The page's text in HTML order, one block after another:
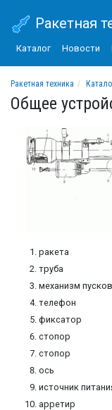
Ракетная
Каталог Новости
Ракетная техника
Переносной зенитный
Общее устройство
Общее
ракета
труба
механизм
телефон
фиксатор
стопор
стопор
ось
источник
арретир